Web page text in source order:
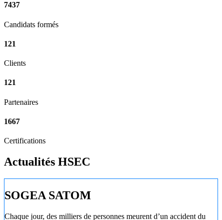
7437
Candidats formés
121
Clients
121
Partenaires
1667
Certifications
Actualités HSEC
SOGEA SATOM
Chaque jour, des milliers de personnes meurent d’un accident du